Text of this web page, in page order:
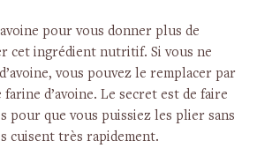
pour vous donner plus de
cet ingrédient nutritif. Si vous ne
vous pouvez le remplacer par
d’avoine. Le secret est de faire
pour que vous puissiez les plier sans
cuisent très rapidement.